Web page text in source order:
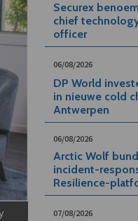
Securex
chief
officer
06/08/2026
DP World
in nieuwe cold
Antwerpen
06/08/2026
Arctic Wolf
incident-
Resilience-
07/08/2026